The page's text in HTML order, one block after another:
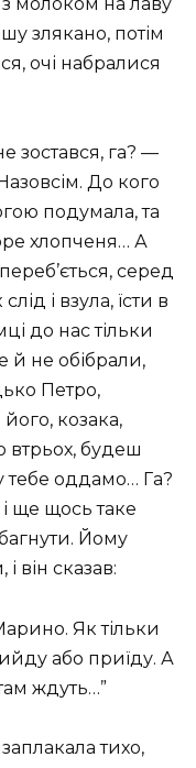
злякано, потім
очі набралися
зостався, га? —
До кого
подумала, та
хлопченя… А
серед
і взула, їсти в
до нас тільки
й не обібрали,
Петро,
козака,
будеш
тебе оддамо… Га?
і ще щось таке
Йому
він сказав:
Як тільки
або приїду. А
ждуть…”
тихо,